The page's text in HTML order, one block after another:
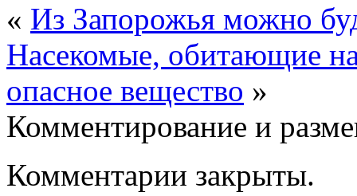
« Из Запорожья можно
Насекомые, обитающие
опасное вещество »
Комментирование и
Комментарии закрыты.